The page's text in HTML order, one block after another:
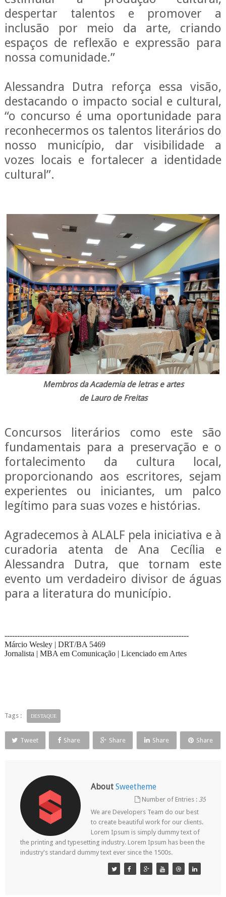
despertar talentos e promover a
inclusão por meio da arte, criando
espaços de reflexão e expressão para
nossa comunidade.”
Alessandra Dutra reforça essa visão,
destacando o impacto social e cultural,
“o concurso é uma oportunidade para
reconhecermos os talentos literários do
nosso município, dar visibilidade a
vozes locais e fortalecer a identidade
cultural”.
Membros da Academia de letras e artes
de Lauro de Freitas
Concursos literários como este são
fundamentais para a preservação e o
fortalecimento da cultura local,
proporcionando aos escritores, sejam
experientes ou iniciantes, um palco
legítimo para suas vozes e histórias.
Agradecemos à ALALF pela iniciativa e à
curadoria atenta de Ana Cecília e
Alessandra Dutra, que tornam este
evento um verdadeiro divisor de águas
para a literatura do município.
-------------------------------------------------------------------------
Márcio Wesley | DRT/BA 5469
Jornalista | MBA em Comunicação | Licenciado em Artes
Tags : DESTAQUE
Tweet Share Share Share Share
About Sweetheme
Number of Entries : 35
We are Developers Team do our best
to create beautiful work for our clients.
Lorem Ipsum is simply dummy text of
the printing and typesetting industry. Lorem Ipsum has been the
industry's standard dummy text ever since the 1500s.